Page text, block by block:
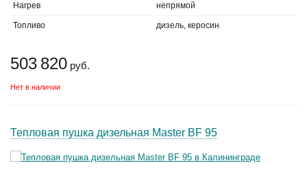
Нагрев непрямой
Топливо дизель, керосин
503 820 руб.
Нет в наличии
Тепловая пушка дизельная Master BF 95